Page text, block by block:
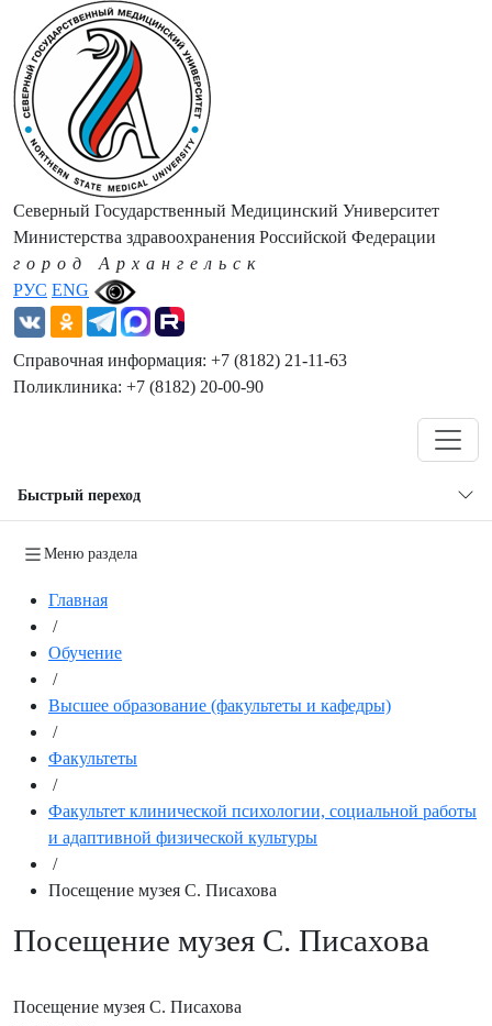
РУС ENG
Северный Государственный Медицинский Университет
Министерства здравоохранения Российской Федерации
город Архангельск
Справочная информация: +7 (8182) 21-11-63
Поликлиника: +7 (8182) 20-00-90
Быстрый переход
Меню раздела
Главная
/
Обучение
/
Высшее образование (факультеты и кафедры)
/
Факультеты
/
Факультет клинической психологии, социальной работы
и адаптивной физической культуры
/
Посещение музея С. Писахова
Посещение музея С. Писахова
Посещение музея С. Писахова